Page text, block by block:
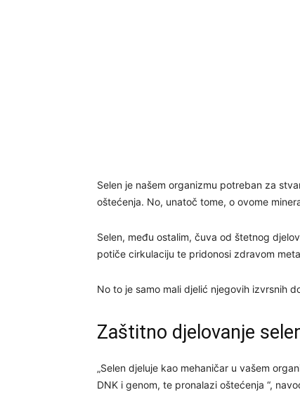
Selen je našem organizmu potreban za
oštećenja. No, unatoč tome, o ovome
Selen, među ostalim, čuva od štetnog
potiče cirkulaciju te pridonosi zdravom
No to je samo mali djelić njegovih izvrsnih
Zaštitno djelovanje
„Selen djeluje kao mehaničar u vašem
DNK i genom, te pronalazi oštećenja “,